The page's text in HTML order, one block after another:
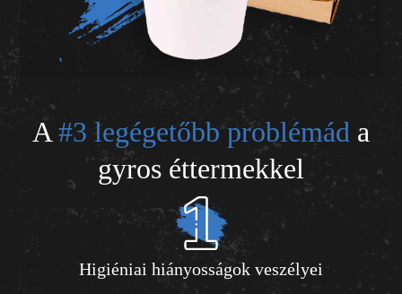
A#3 legégetőbb problémád a
gyros éttermekkel
Higiéniai hiányosságok veszélyei